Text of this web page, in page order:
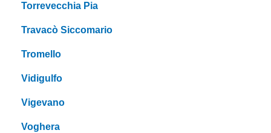
Torrevecchia Pia
Travacò Siccomario
Tromello
Vidigulfo
Vigevano
Voghera